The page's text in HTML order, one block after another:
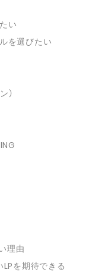
い
を選びたい
）
理由
LPを期待できる